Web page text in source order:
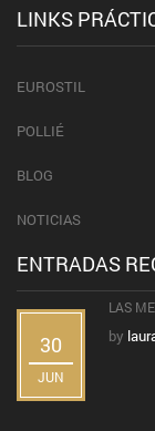
LINKS
EUROSTIL
POLLIÉ
BLOG
NOTICIAS
ENTRADAS
30
JUN
LAS
by